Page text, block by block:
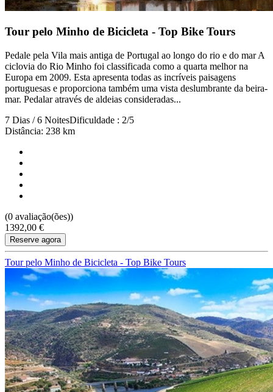
Costa da Prata: Porto a Coimbra biketour
7 Dias 1/5
Tour pelo Minho de Bicicleta - Top Bike Tours
7 Dias|2/5
Tour pelo Minho de Bicicleta - Top Bike Tours
Pedale pela Vila mais antiga de Portugal ao longo do rio e do mar A
ciclovia do Rio Minho foi classificada como a quarta melhor na
Europa em 2009. Esta apresenta todas as incríveis paisagens
portuguesas e proporciona também uma vista deslumbrante da beira-
mar. Pedalar através de aldeias consideradas...
7 Dias / 6 NoitesDificuldade : 2/5
Distância: 238 km
(0 avaliação(ões))
1392,00 €
Reserve agora
Tour pelo Minho de Bicicleta - Top Bike Tours